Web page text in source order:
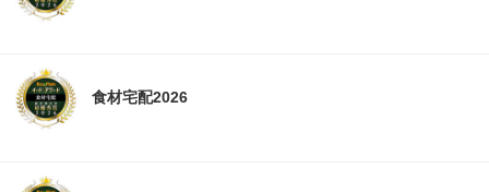
食材宅配2026